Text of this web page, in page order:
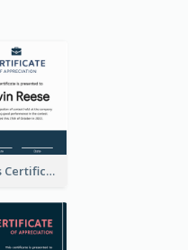
Dark Blue Business Certificate